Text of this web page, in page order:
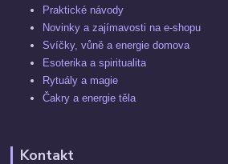
Praktické návody
Novinky a zajímavosti na e-shopu
Svíčky, vůně a energie domova
Esoterika a spiritualita
Rytuály a magie
Čakry a energie těla
Kontakt